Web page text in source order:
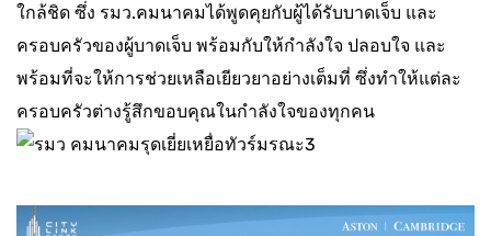
ใกล้ชิด ซึ่ง รมว.คมนาคมได้พูดคุยกับผู้ได้รับบาดเจ็บ และ
ครอบครัวของผู้บาดเจ็บ พร้อมกับให้กำลังใจ ปลอบใจ และ
พร้อมที่จะให้การช่วยเหลือเยียวยาอย่างเต็มที่ ซึ่งทำให้แต่ละ
ครอบครัวต่างรู้สึกขอบคุณในกำลังใจของทุกคน